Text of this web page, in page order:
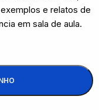
e relatos de
em sala de aula.